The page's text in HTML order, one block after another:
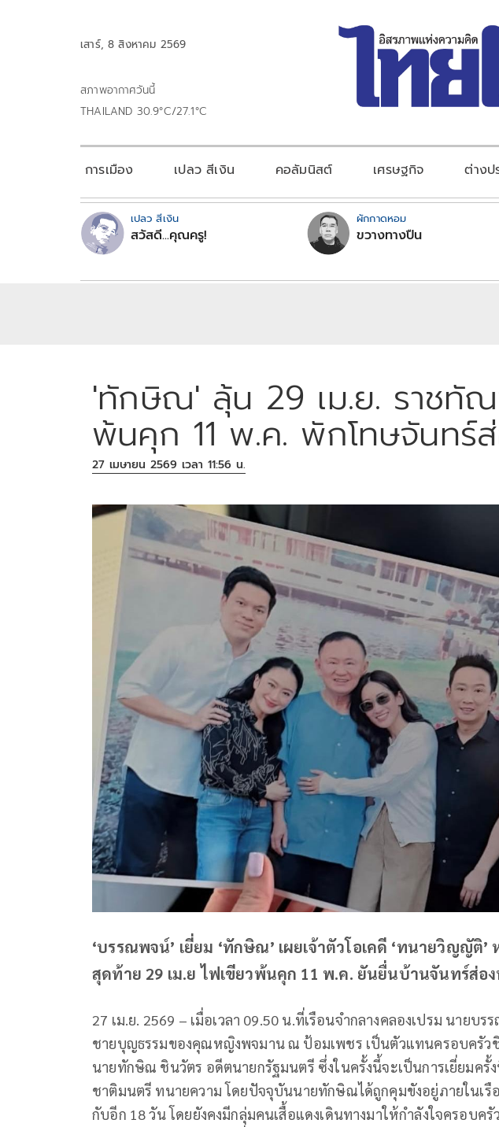
เสาร์, 8 สิงหาคม 2569
สภาพอากาศวันนี้
THAILAND 30.9°C/27.1°C
การเมือง เปลว สีเงิน คอลัมนิสต์ เศรษฐกิจ ต่างป
เปลว สีเงิน
สวัสดี...คุณครู!
ผักกาดหอม
ขวางทางปืน
'ทักษิณ' ลุ้น 29 เม.ย. ราชทัณ
พ้นคุก 11 พ.ค. พักโทษจันทร์
27 เมษายน 2569 เวลา 11:56 น.
‘บรรณพจน์’ เยี่ยม ‘ทักษิณ’ เผยเจ้าตัวโอเคดี ‘ทนายวิญญัติ
สุดท้าย 29 เม.ย ไฟเขียวพ้นคุก 11 พ.ค. ยันยื่นบ้านจันทร์ส่อ
27 เม.ย. 2569 – เมื่อเวลา 09.50 น.ที่เรือนจำกลางคลองเปรม นายบ
ชายบุญธรรมของคุณหญิงพจมาน ณ ป้อมเพชร เป็นตัวแทนครอบครัวชิ
นายทักษิณ ชินวัตร อดีตนายกรัฐมนตรี ซึ่งในครั้งนี้จะเป็นการเยี่ยมค
ชาติมนตรี ทนายความ โดยปัจจุบันนายทักษิณได้ถูกคุมขังอยู่ภายในเรือ
กับอีก 18 วัน โดยยังคงมีกลุ่มคนเสื้อแดงเดินทางมาให้กำลังใจครอบค